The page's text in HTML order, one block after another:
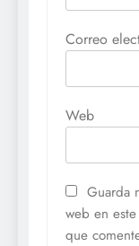
Correo
Web
Guarda
web en
que